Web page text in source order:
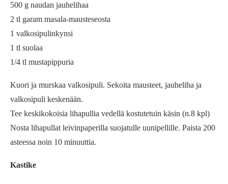
500 g naudan jauhelihaa
2 tl garam masala-mausteseosta
1 valkosipulinkynsi
1 tl suolaa
1/4 tl mustapippuria
Kuori ja murskaa valkosipuli. Sekoita mausteet, jauheliha ja
valkosipuli keskenään.
Tee keskikokoisia lihapullia vedellä kostutetuin käsin (n.8 kpl)
Nosta lihapullat leivinpaperilla suojatulle uunipellille. Paista 200
asteessa noin 10 minuuttia.
Kastike